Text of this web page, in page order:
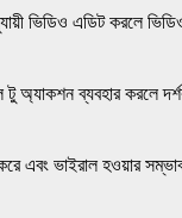
ভিডিও এডিট করলে
টু অ্যাকশন ব্যবহার করলে
এবং ভাইরাল হওয়ার